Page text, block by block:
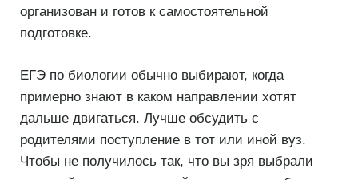
организован и готов к самостоятельной
подготовке.
ЕГЭ по биологии обычно выбирают, когда
примерно знают в каком направлении хотят
дальше двигаться. Лучше обсудить с
родителями поступление в тот или иной вуз.
Чтобы не получилось так, что вы зря выбрали